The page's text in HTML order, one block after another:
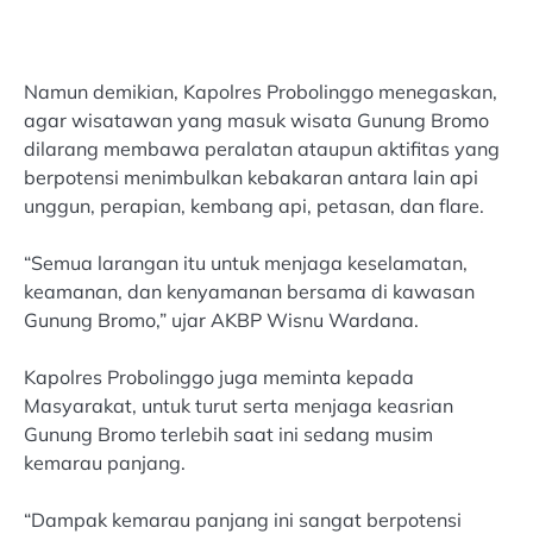
Namun demikian, Kapolres Probolinggo menegaskan,
agar wisatawan yang masuk wisata Gunung Bromo
dilarang membawa peralatan ataupun aktifitas yang
berpotensi menimbulkan kebakaran antara lain api
unggun, perapian, kembang api, petasan, dan flare.
“Semua larangan itu untuk menjaga keselamatan,
keamanan, dan kenyamanan bersama di kawasan
Gunung Bromo,” ujar AKBP Wisnu Wardana.
Kapolres Probolinggo juga meminta kepada
Masyarakat, untuk turut serta menjaga keasrian
Gunung Bromo terlebih saat ini sedang musim
kemarau panjang.
“Dampak kemarau panjang ini sangat berpotensi